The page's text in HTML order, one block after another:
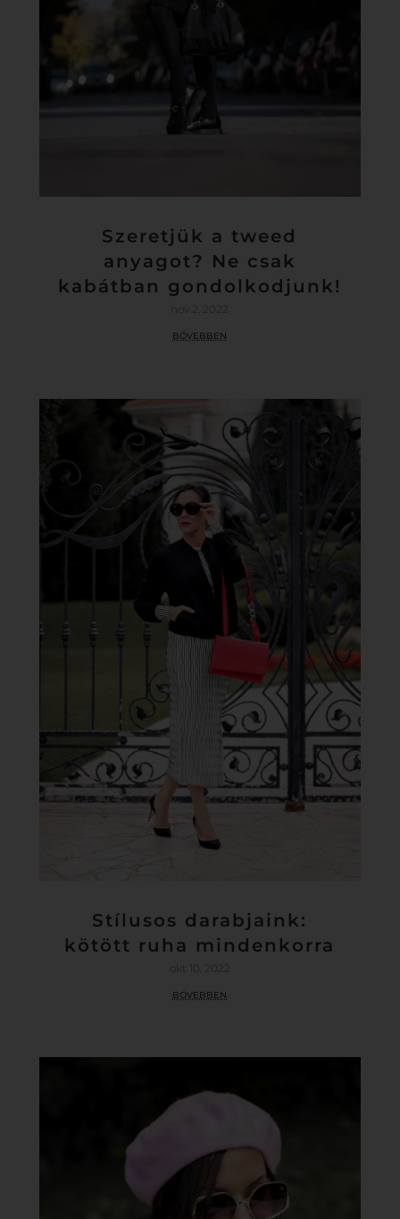
Szeretjük a tweed
anyagot? Ne csak
kabátban gondolkodjunk!
nov 2, 2022
bővebben
Stílusos darabjaink:
kötött ruha mindenkorra
okt 10, 2022
bővebben